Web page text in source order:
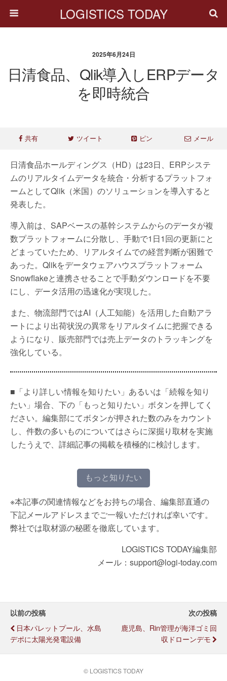
LOGISTICS TODAY
2025年6月24日
日清食品、Qlik導入しERPデータ
を即時統合
共有 ツイート ピン メール
日清食品ホールディングス（HD）は23日、ERPシステ
ムのリアルタイムデータを統合・分析するプラットフォ
ームとしてQlik（米国）のソリューションを導入すると
発表した。
導入前は、SAPベースの基幹システムからのデータが複
数プラットフォームに分散し、手動で1日1回の更新にと
どまっていたため、リアルタイムでの経営判断が困難で
あった。Qlikをデータウェアハウスプラットフォーム
Snowflakeと連携させることで手動ダウンロードを不要
にし、データ活用の迅速化が実現した。
また、物流部門ではAI（人工知能）を活用した自動アラ
ートにより出荷状況の異常をリアルタイムに把握できる
ようになり、販売部門では売上データのトラッキングを
強化している。
■「より詳しい情報を知りたい」あるいは「続報を知り
たい」場合、下の「もっと知りたい」ボタンを押してく
ださい。編集部にてボタンが押された数のみをカウント
し、件数の多いものについてはさらに深掘り取材を実施
したうえで、詳細記事の掲載を積極的に検討します。
もっと知りたい
※本記事の関連情報などをお持ちの場合、編集部直通の
下記メールアドレスまでご一報いただければ幸いです。
弊社では取材源の秘匿を徹底しています。
LOGISTICS TODAY編集部
メール：support@logi-today.com
以前の投稿
日本パレットプール、水島
デポに太陽光発電設備
次の投稿
鹿児島、Rin管理が海洋ゴミ回
収ドローンデモ
© LOGISTICS TODAY